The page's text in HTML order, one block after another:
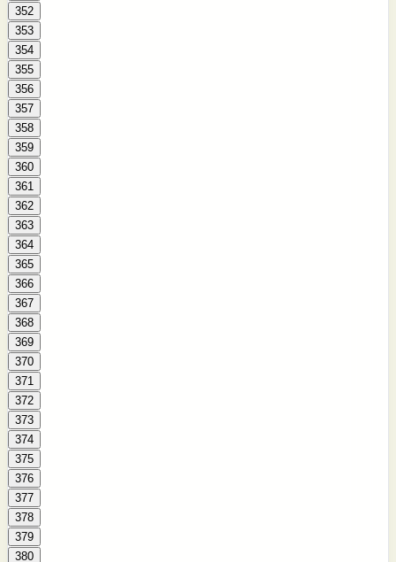
352
353
354
355
356
357
358
359
360
361
362
363
364
365
366
367
368
369
370
371
372
373
374
375
376
377
378
379
380